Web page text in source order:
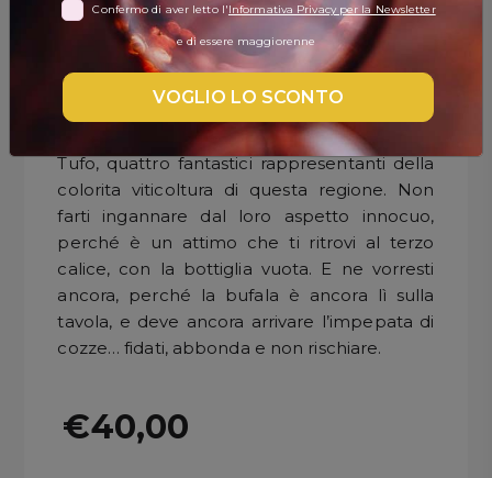
DISPENSA
TUTTO A
Accedi
Gift
Card
Preferiti
2 rossi e 2 bianchi per capire la vera essenza
campana, in una selezione “bell comme ‘o
mare”. Chi sono i protagonisti? Un Aglianico,
un Piedirosso, un Falanghina e un Greco di
Tufo, quattro fantastici rappresentanti della
colorita viticoltura di questa regione. Non
farti ingannare dal loro aspetto innocuo,
perché è un attimo che ti ritrovi al terzo
calice, con la bottiglia vuota. E ne vorresti
ancora, perché la bufala è ancora lì sulla
tavola, e deve ancora arrivare l’impepata di
cozze… fidati, abbonda e non rischiare.
€40,00
Confermo di aver letto l'Informativa Privacy per la Newsletter
e di essere maggiorenne
VOGLIO LO SCONTO